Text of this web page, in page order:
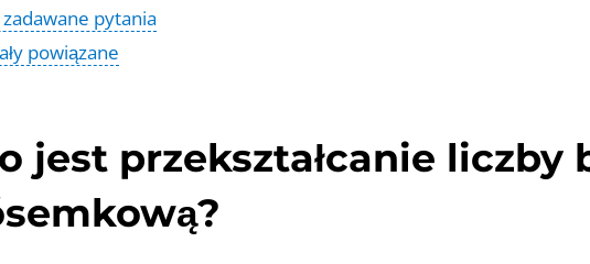
zadawane pytania
powiązane
jest przekształcanie liczby